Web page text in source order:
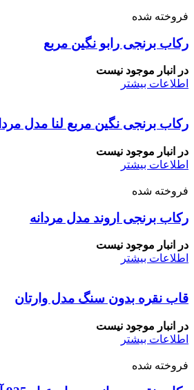
فروخته شده
رکاب برنجی رابو نگین مربع
در انبار موجود نیست
اطلاعات بیشتر
رکاب برنجی نگین مربع لنا مدل
در انبار موجود نیست
اطلاعات بیشتر
فروخته شده
رکاب برنجی اروند مدل مردانه
در انبار موجود نیست
اطلاعات بیشتر
قاب نقره بدون سنگ مدل وارتان
در انبار موجود نیست
اطلاعات بیشتر
فروخته شده